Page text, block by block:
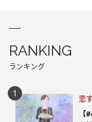
RANKING
ランキング
恋